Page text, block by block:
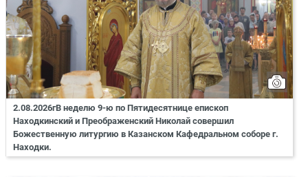
2.08.2026гВ неделю 9-ю по Пятидесятнице епископ
Находкинский и Преображенский Николай совершил
Божественную литургию в Казанском Кафедральном соборе г.
Находки.